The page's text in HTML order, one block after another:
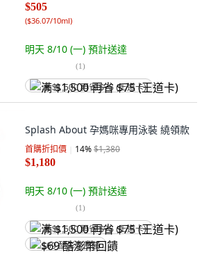
$505
($36.07/10ml)
明天 8/10 (一) 預計送達
(1)
满 $1,500 再省 $75 (王道卡)
Splash About 孕媽咪專用泳裝 繞領款
首購折扣價 14%$1,380
$1,180
明天 8/10 (一) 預計送達
(1)
满 $1,500 再省 $75 (王道卡)
$69 酷澎幣回饋